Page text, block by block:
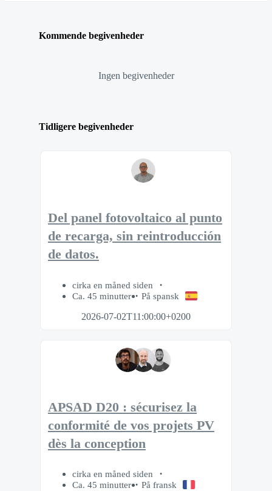
Kommende begivenheder
Ingen begivenheder
Tidligere begivenheder
Del panel fotovoltaico al punto
de recarga, sin reintroducción
de datos.
cirka en måned siden
Ca. 45 minutter
På spansk
2026-07-02T11:00:00+0200
APSAD D20 : sécurisez la
conformité de vos projets PV
dès la conception
cirka en måned siden
Ca. 45 minutter
På fransk